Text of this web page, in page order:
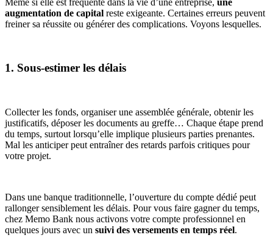
augmentation de capital reste exigeante. Certaines erreurs peuvent
freiner sa réussite ou générer des complications. Voyons lesquelles.
1. Sous-estimer les délais
Collecter les fonds, organiser une assemblée générale, obtenir les
justificatifs, déposer les documents au greffe… Chaque étape prend
du temps, surtout lorsqu’elle implique plusieurs parties prenantes.
Mal les anticiper peut entraîner des retards parfois critiques pour
votre projet.
Dans une banque traditionnelle, l’ouverture du compte dédié peut
rallonger sensiblement les délais. Pour vous faire gagner du temps,
chez Memo Bank nous activons votre compte professionnel en
quelques jours avec un suivi des versements en temps réel.